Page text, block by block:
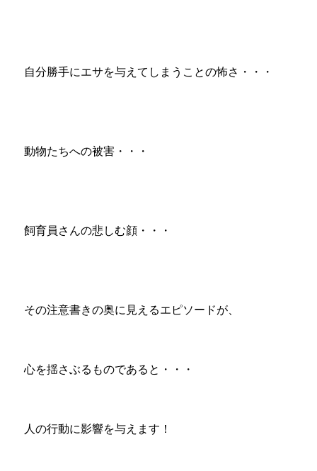
自分勝手にエサを与えてしまうことの怖さ・・・
動物たちへの被害・・・
飼育員さんの悲しむ顔・・・
その注意書きの奥に見えるエピソードが、
心を揺さぶるものであると・・・
人の行動に影響を与えます！